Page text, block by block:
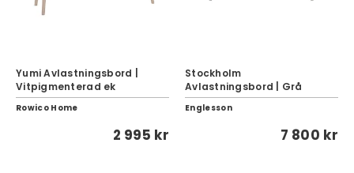
Yumi Avlastningsbord |
Vitpigmenterad ek
Rowico Home
2 995 kr
Stockholm
Avlastningsbord | Grå
Englesson
7 800 kr